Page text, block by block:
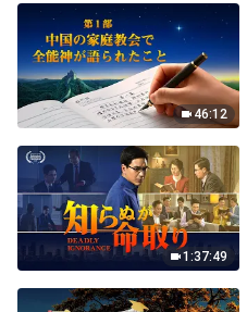
46:12
1:37:49